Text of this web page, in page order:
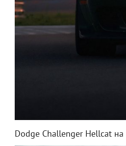
Dodge Challenger Hellcat